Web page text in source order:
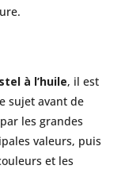
à l’huile, il est
sujet avant de
les grandes
valeurs, puis
et les